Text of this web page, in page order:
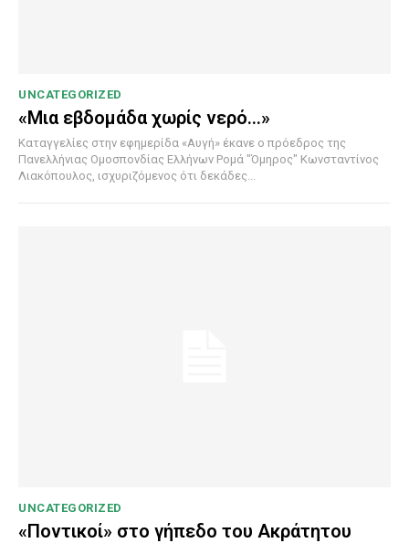
UNCATEGORIZED
«Μια εβδομάδα χωρίς νερό…»
Καταγγελίες στην εφημερίδα «Αυγή» έκανε ο πρόεδρος της
Πανελλήνιας Ομοσπονδίας Ελλήνων Ρομά "Όμηρος" Κωνσταντίνος
Λιακόπουλος, ισχυριζόμενος ότι δεκάδες...
UNCATEGORIZED
«Ποντικοί» στο γήπεδο του Ακράτητου